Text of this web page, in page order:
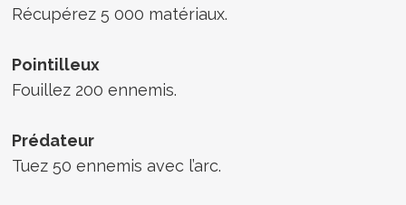
Récupérez 5 000 matériaux.
Pointilleux
Fouillez 200 ennemis.
Prédateur
Tuez 50 ennemis avec l’arc.